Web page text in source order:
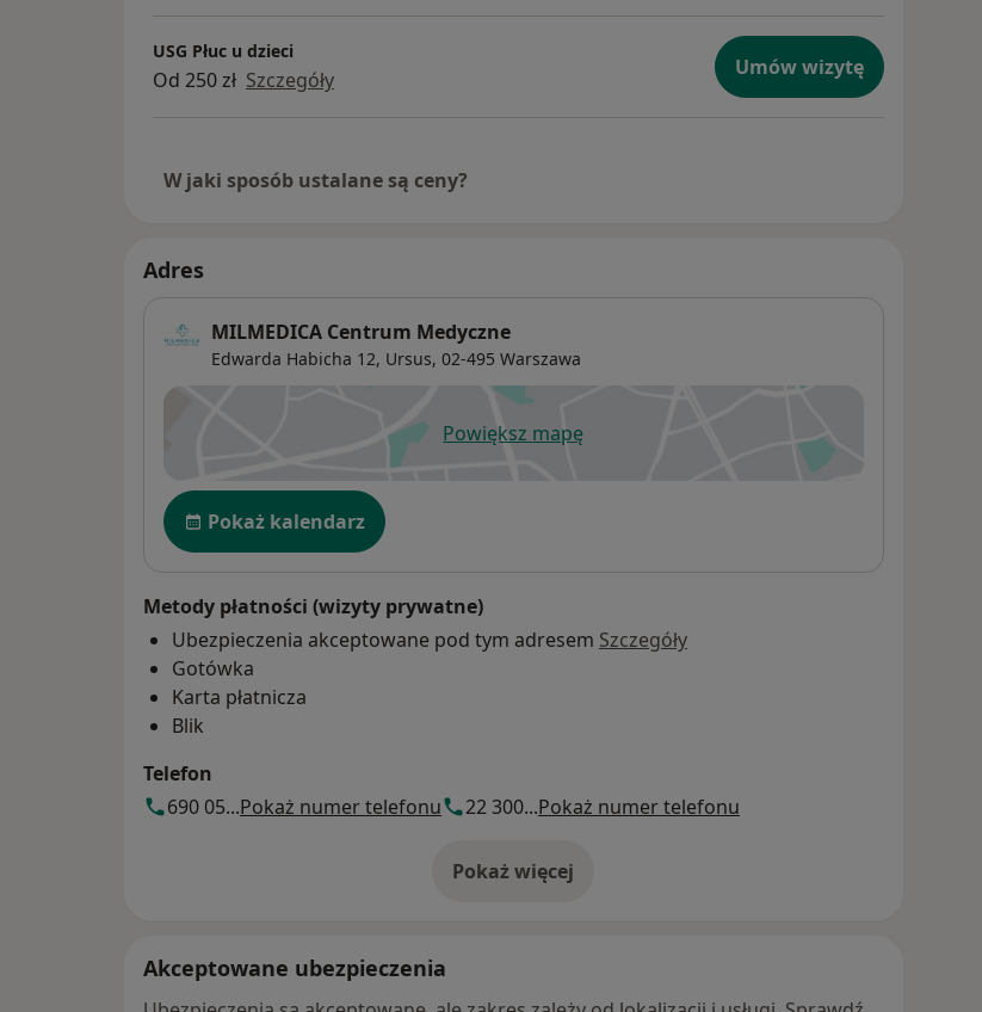
USG Płuc u dzieci
Od 250 zł Szczegóły Umów wizytę
W jaki sposób ustalane są ceny?
Adres
MILMEDICA Centrum Medyczne
Edwarda Habicha 12, Ursus, 02-495 Warszawa
Powiększ mapęotwiera się w nowej karcie
Dostępność
Pokaż kalendarz
Metody płatności (wizyty prywatne)
Ubezpieczenia akceptowane pod tym adresem Szczegóły
Gotówka
Karta płatnicza
Blik
Telefon
690 05...Pokaż numer telefonu 22 300...Pokaż numer telefonu
Pokaż więcej
o adresie
Akceptowane ubezpieczenia